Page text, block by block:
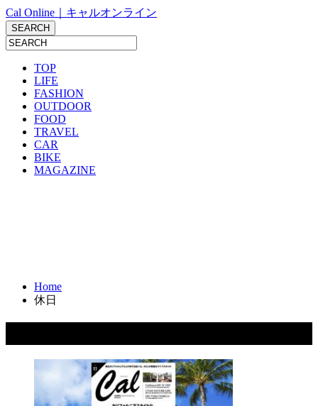
Cal Online｜キャルオンライン
TOP
LIFE
FASHION
OUTDOOR
FOOD
TRAVEL
CAR
BIKE
MAGAZINE
Home
休日